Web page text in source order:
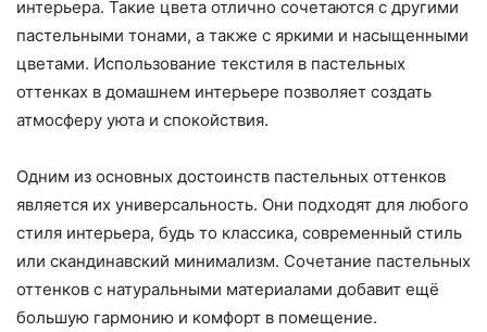
интерьера. Такие цвета отлично сочетаются с другими
пастельными тонами, а также с яркими и насыщенными
цветами. Использование текстиля в пастельных
оттенках в домашнем интерьере позволяет создать
атмосферу уюта и спокойствия.
Одним из основных достоинств пастельных оттенков
является их универсальность. Они подходят для любого
стиля интерьера, будь то классика, современный стиль
или скандинавский минимализм. Сочетание пастельных
оттенков с натуральными материалами добавит ещё
большую гармонию и комфорт в помещение.